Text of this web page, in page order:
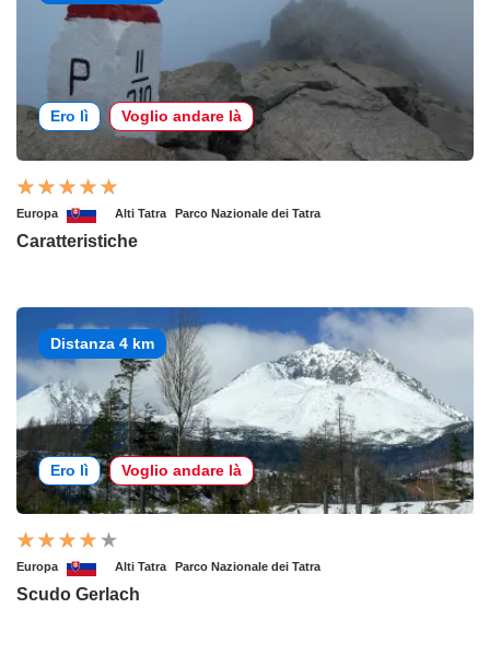
Ero lì Voglio andare là
Europa Alti Tatra Parco Nazionale dei Tatra
Caratteristiche
Distanza 4 km
Ero lì Voglio andare là
Europa Alti Tatra Parco Nazionale dei Tatra
Scudo Gerlach